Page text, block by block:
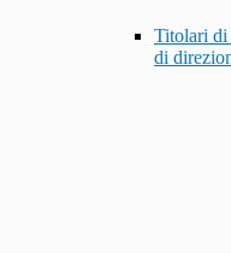
Titolari di
di